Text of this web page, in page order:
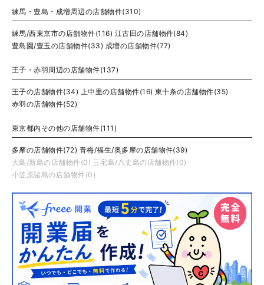
練馬・豊島・成増周辺の店舗物件(310)
練馬/西東京市の店舗物件(116) 江古田の店舗物件(84)
豊島園/豊玉の店舗物件(33) 成増の店舗物件(77)
王子・赤羽周辺の店舗物件(137)
王子の店舗物件(34) 上中里の店舗物件(16) 東十条の店舗物件(35)
赤羽の店舗物件(52)
東京都内その他の店舗物件(111)
多摩の店舗物件(72) 青梅/福生/奥多摩の店舗物件(39)
大島/新島の店舗物件(0) 三宅島/八丈島の店舗物件(0)
小笠原諸島の店舗物件(0)